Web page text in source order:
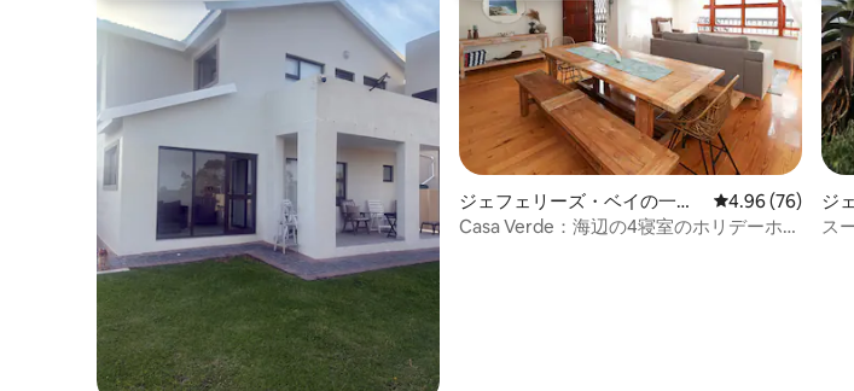
ジェフェリーズ・ベイの一軒
家
レビュー76件、
4.96 (76)
Casa Verde：海辺の4寝室のホリデーホー
ジ
ス